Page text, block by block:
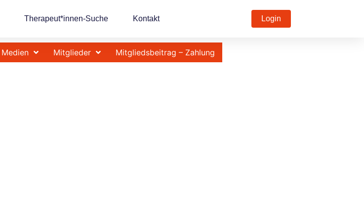
Therapeut*innen-Suche Kontakt Login
Medien Mitglieder Mitgliedsbeitrag – Zahlung